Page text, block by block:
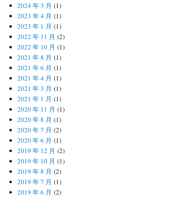
2024 年 3 月 (1)
2023 年 4 月 (1)
2023 年 1 月 (1)
2022 年 11 月 (2)
2022 年 10 月 (1)
2021 年 8 月 (1)
2021 年 6 月 (1)
2021 年 4 月 (1)
2021 年 3 月 (1)
2021 年 1 月 (1)
2020 年 11 月 (1)
2020 年 8 月 (1)
2020 年 7 月 (2)
2020 年 6 月 (1)
2019 年 12 月 (2)
2019 年 10 月 (1)
2019 年 8 月 (2)
2019 年 7 月 (1)
2019 年 6 月 (2)